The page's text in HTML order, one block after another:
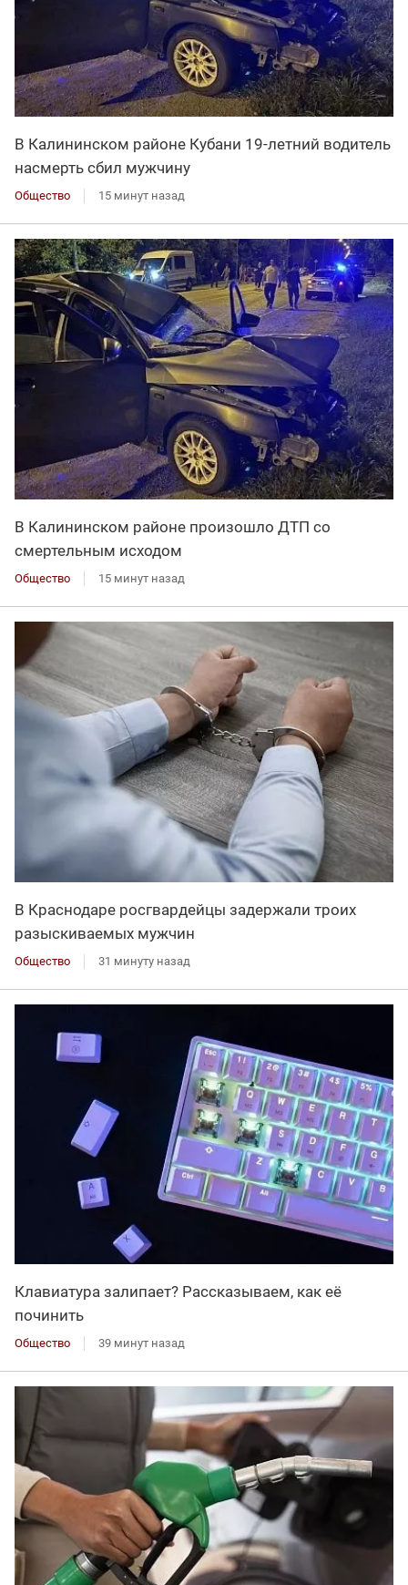
В Калининском районе Кубани 19-летний водитель
насмерть сбил мужчину
Общество 15 минут назад
В Калининском районе произошло ДТП со
смертельным исходом
Общество 15 минут назад
В Краснодаре росгвардейцы задержали троих
разыскиваемых мужчин
Общество 31 минуту назад
Клавиатура залипает? Рассказываем, как её
починить
Общество 39 минут назад